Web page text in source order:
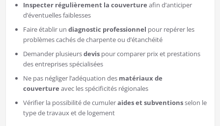
Inspecter régulièrement la couverture afin d’anticiper
d’éventuelles faiblesses
Faire établir un diagnostic professionnel pour repérer les
problèmes cachés de charpente ou d’étanchéité
Demander plusieursdevispour comparer prix et prestations
des entreprises spécialisées
Ne pas négliger l’adéquation des matériaux de
couverture avec les spécificités régionales
Vérifier la possibilité de cumuleraides et subventionsselon le
type de travaux et de logement